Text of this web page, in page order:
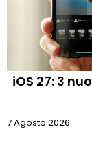
iOS 27: 3
7 Agosto 2026